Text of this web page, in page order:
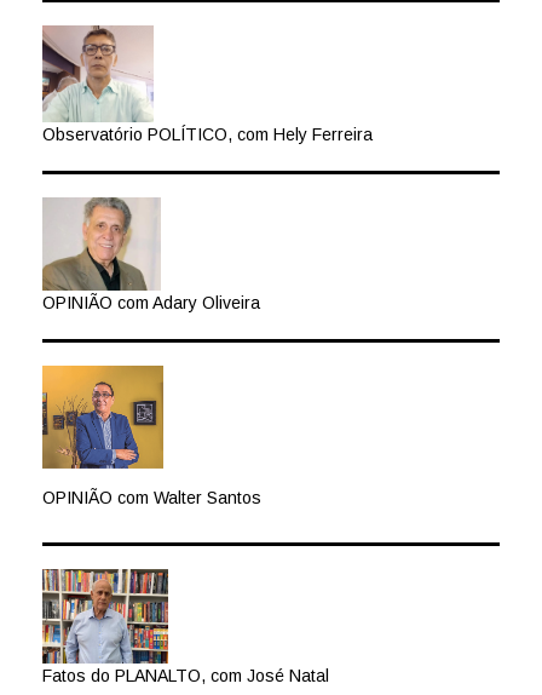
Observatório POLÍTICO, com Hely Ferreira
OPINIÃO com Adary Oliveira
OPINIÃO com Walter Santos
Fatos do PLANALTO, com José Natal